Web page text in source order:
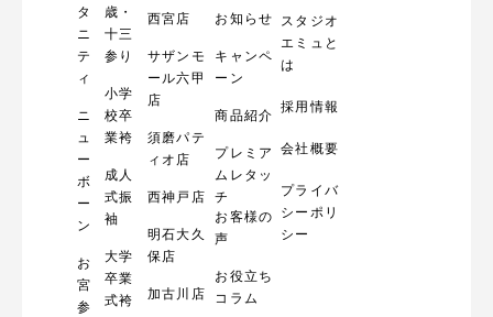
タ
ニ
テ
ィ
ニ
ュ
ー
ボ
ー
ン
お
宮
参
歳・
十三
参り
小学
校卒
業袴
成人
式振
袖
大学
卒業
式袴
西宮店
サザンモ
ール六甲
店
須磨パテ
ィオ店
西神戸店
明石大久
保店
加古川店
お知らせ
キャンペ
ーン
商品紹介
プレミア
ムレタッ
チ
お客様の
声
お役立ち
コラム
スタジオ
エミュと
は
採用情報
会社概要
プライバ
シーポリ
シー